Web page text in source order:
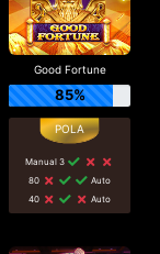
Good Fortune
85%
Manual 3
80
Auto
40
Auto